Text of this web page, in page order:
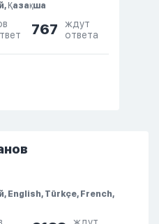
Қазақша
767
ждут
ответа
English, Türkçe, French,